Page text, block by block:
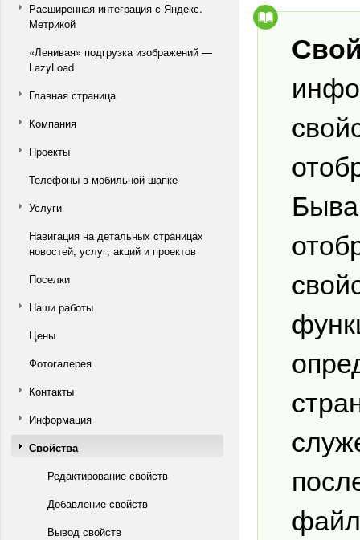
Расширенная интеграция с Яндекс.
Метрикой
«Ленивая» подгрузка изображений —
LazyLoad
Главная страница
Компания
Проекты
Телефоны в мобильной шапке
Услуги
Навигация на детальных страницах
новостей, услуг, акций и проектов
Поселки
Наши работы
Цены
Фотогалерея
Контакты
Информация
Свойства
Редактирование свойств
Добавление свойств
Вывод свойств